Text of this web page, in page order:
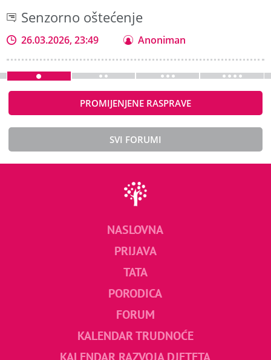
Senzorno oštećenje
26.03.2026, 23:49 Anoniman
PROMIJENJENE RASPRAVE
SVI FORUMI
NASLOVNA
PRIJAVA
TATA
PORODICA
FORUM
KALENDAR TRUDNOĆE
KALENDAR RAZVOJA DJETETA